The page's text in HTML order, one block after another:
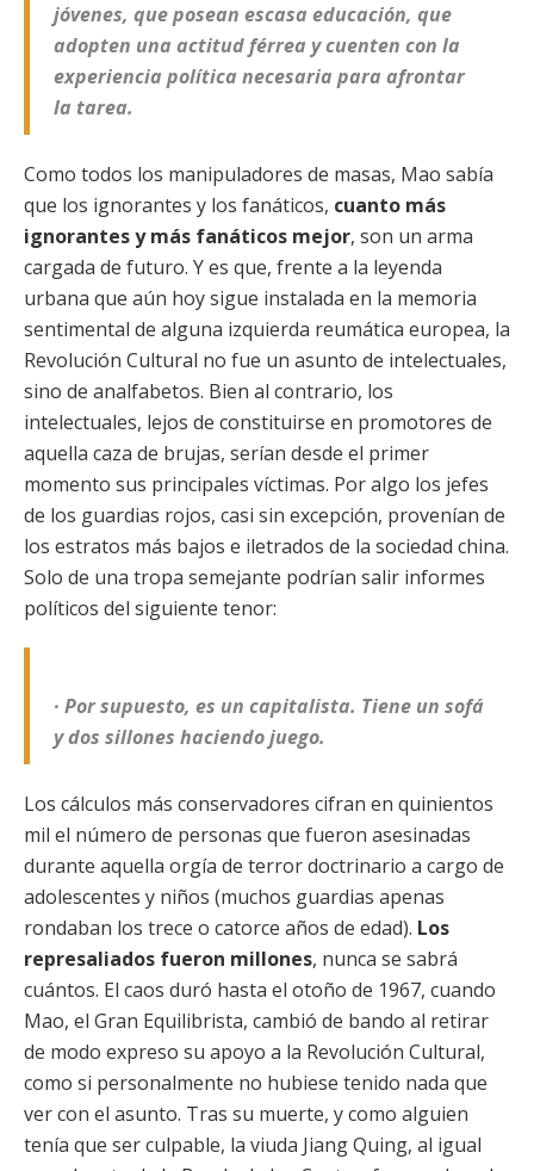
jóvenes, que posean escasa educación, que
adopten una actitud férrea y cuenten con la
experiencia política necesaria para afrontar
la tarea.
Como todos los manipuladores de masas, Mao sabía
que los ignorantes y los fanáticos, cuanto más
ignorantes y más fanáticos mejor, son un arma
cargada de futuro. Y es que, frente a la leyenda
urbana que aún hoy sigue instalada en la memoria
sentimental de alguna izquierda reumática europea, la
Revolución Cultural no fue un asunto de intelectuales,
sino de analfabetos. Bien al contrario, los
intelectuales, lejos de constituirse en promotores de
aquella caza de brujas, serían desde el primer
momento sus principales víctimas. Por algo los jefes
de los guardias rojos, casi sin excepción, provenían de
los estratos más bajos e iletrados de la sociedad china.
Solo de una tropa semejante podrían salir informes
políticos del siguiente tenor:
· Por supuesto, es un capitalista. Tiene un sofá
y dos sillones haciendo juego.
Los cálculos más conservadores cifran en quinientos
mil el número de personas que fueron asesinadas
durante aquella orgía de terror doctrinario a cargo de
adolescentes y niños (muchos guardias apenas
rondaban los trece o catorce años de edad). Los
represaliados fueron millones, nunca se sabrá
cuántos. El caos duró hasta el otoño de 1967, cuando
Mao, el Gran Equilibrista, cambió de bando al retirar
de modo expreso su apoyo a la Revolución Cultural,
como si personalmente no hubiese tenido nada que
ver con el asunto. Tras su muerte, y como alguien
tenía que ser culpable, la viuda Jiang Quing, al igual